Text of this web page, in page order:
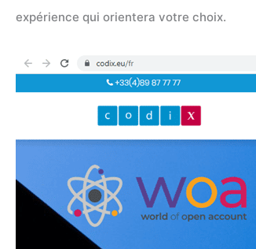
expérience qui orientera votre choix.